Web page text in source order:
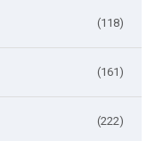
(118)
(161)
(222)